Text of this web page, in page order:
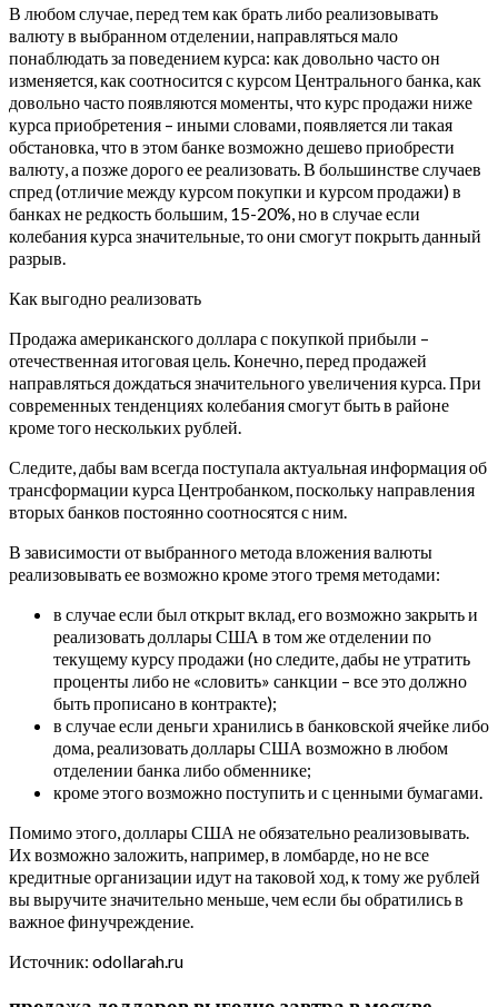
В любом случае, перед тем как брать либо реализовывать
валюту в выбранном отделении, направляться мало
понаблюдать за поведением курса: как довольно часто он
изменяется, как соотносится с курсом Центрального банка, как
довольно часто появляются моменты, что курс продажи ниже
курса приобретения – иными словами, появляется ли такая
обстановка, что в этом банке возможно дешево приобрести
валюту, а позже дорого ее реализовать. В большинстве случаев
спред (отличие между курсом покупки и курсом продажи) в
банках не редкость большим, 15-20%, но в случае если
колебания курса значительные, то они смогут покрыть данный
разрыв.
Как выгодно реализовать
Продажа американского доллара с покупкой прибыли –
отечественная итоговая цель. Конечно, перед продажей
направляться дождаться значительного увеличения курса. При
современных тенденциях колебания смогут быть в районе
кроме того нескольких рублей.
Следите, дабы вам всегда поступала актуальная информация об
трансформации курса Центробанком, поскольку направления
вторых банков постоянно соотносятся с ним.
В зависимости от выбранного метода вложения валюты
реализовывать ее возможно кроме этого тремя методами:
в случае если был открыт вклад, его возможно закрыть и
реализовать доллары США в том же отделении по
текущему курсу продажи (но следите, дабы не утратить
проценты либо не «словить» санкции – все это должно
быть прописано в контракте);
в случае если деньги хранились в банковской ячейке либо
дома, реализовать доллары США возможно в любом
отделении банка либо обменнике;
кроме этого возможно поступить и с ценными бумагами.
Помимо этого, доллары США не обязательно реализовывать.
Их возможно заложить, например, в ломбарде, но не все
кредитные организации идут на таковой ход, к тому же рублей
вы выручите значительно меньше, чем если бы обратились в
важное финучреждение.
Источник: odollarah.ru